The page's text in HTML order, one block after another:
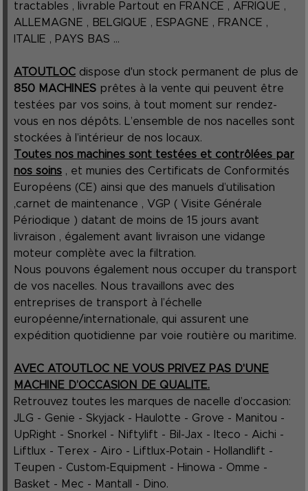
tractables , livrable Partout en FRANCE , AFRIQUE ,
ALLEMAGNE , BELGIQUE , ESPAGNE , FRANCE ,
ITALIE , PAYS BAS ...
ATOUTLOC dispose d'un stock permanent de plus de
850 MACHINES prêtes à la vente qui peuvent être
testées par vos soins, à tout moment sur rendez-
vous en nos dépôts. L’ensemble de nos nacelles sont
stockées à l’intérieur de nos locaux.
Toutes nos machines sont testées et contrôlées par
nos soins , et munies des Certificats de Conformités
Européens (CE) ainsi que des manuels d’utilisation
,carnet de maintenance , VGP ( Visite Générale
Périodique ) datant de moins de 15 jours avant
livraison , également avant livraison une vidange
moteur complète avec la filtration.
Nous pouvons également nous occuper du transport
de vos nacelles. Nous travaillons avec des
entreprises de transport à l’échelle
européenne/internationale, qui assurent une
expédition quotidienne par voie routière ou maritime.
AVEC ATOUTLOC NE VOUS PRIVEZ PAS D'UNE
MACHINE D’OCCASION DE QUALITE.
Retrouvez toutes les marques de nacelle d’occasion:
JLG - Genie - Skyjack - Haulotte - Grove - Manitou -
UpRight - Snorkel - Niftylift - Bil-Jax - Iteco - Aichi -
Liftlux - Terex - Airo - Liftlux-Potain - Hollandlift -
Teupen - Custom-Equipment - Hinowa - Omme -
Basket - Mec - Mantall - Dino.